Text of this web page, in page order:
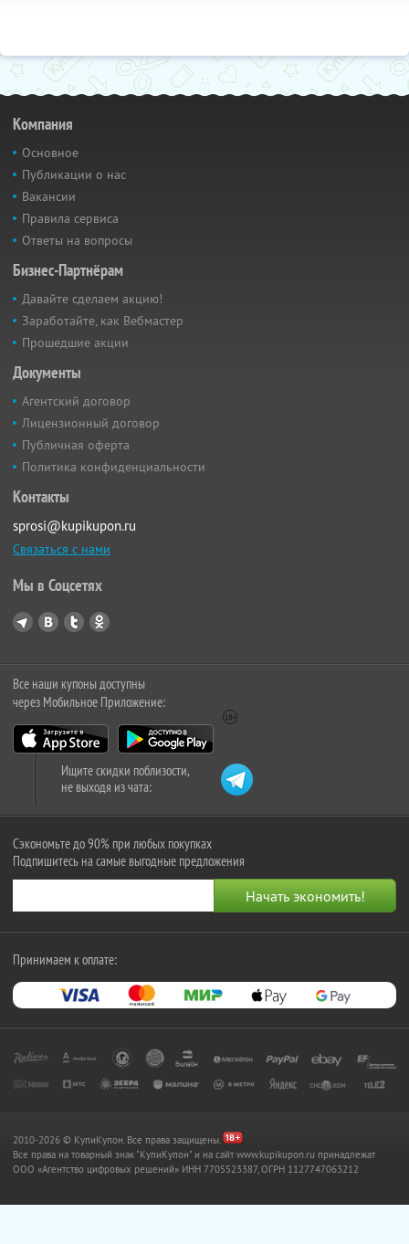
Компания
Основное
Публикации о нас
Вакансии
Правила сервиса
Ответы на вопросы
Бизнес-Партнёрам
Давайте сделаем акцию!
Заработайте, как Вебмастер
Прошедшие акции
Документы
Агентский договор
Лицензионный договор
Публичная оферта
Политика конфиденциальности
Контакты
sprosi@kupikupon.ru
Связаться с нами
Мы в Соцсетях
Все наши купоны доступны
через Мобильное Приложение:
Ищите скидки поблизости,
не выходя из чата:
Сэкономьте до 90% при любых покупках
Подпишитесь на самые выгодные предложения
Принимаем к оплате:
2010-2026 © КупиКупон. Все права защищены.
Все права на товарный знак "КупиКупон" и на сайт www.kupikupon.ru принадлежат
OOO «Агентство цифровых решений» ИНН 7705523387, ОГРН 1127747063212